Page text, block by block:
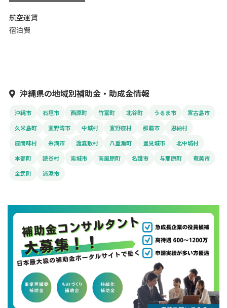
航空運賃
宿泊費
沖縄県の地域別補助金・助成金情報
沖縄市 石垣市 西原町 竹富町 北谷町 うるま市
宮古島市
久米島町
宜野湾市 中城村 宜野座村 那覇市
恩納村
座間味村
糸満市 渡嘉敷村 八重瀬町 豊見城市
北中城村
本部町
読谷村 南城市 南風原町 名護市 与那原町
奄美市
金武町
浦添市